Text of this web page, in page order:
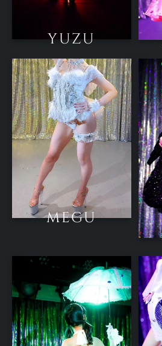
YUZU
MEGU